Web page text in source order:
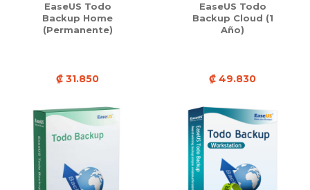
EaseUS Todo
Backup Home
(Permanente)
₡ 31.850
EaseUS Todo
Backup Cloud (1
Año)
₡ 49.830